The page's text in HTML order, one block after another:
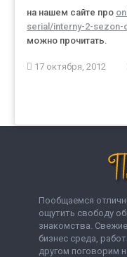
на нашем сайте про
serial/interny-2-sezon-
можно прочитать.
17 октября, 2012
Пообщаемся
ощутить свободу
знакомства.
бизнес среда,
другом поговорим